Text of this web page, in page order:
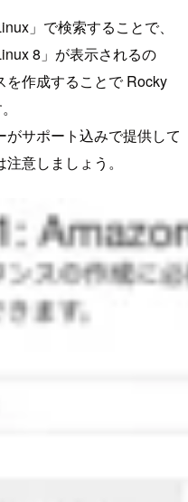
」で検索することで、
8」が表示されるの
を作成することで Rocky
サポート込みで提供して
意しましょう。